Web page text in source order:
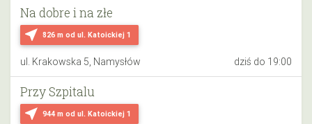
near_me 826 m od ul. Katoickiej 1
Na dobre i na złe
ul. Krakowska 5, Namysłów dziś do 19:00
near_me 944 m od ul. Katoickiej 1
Przy Szpitalu